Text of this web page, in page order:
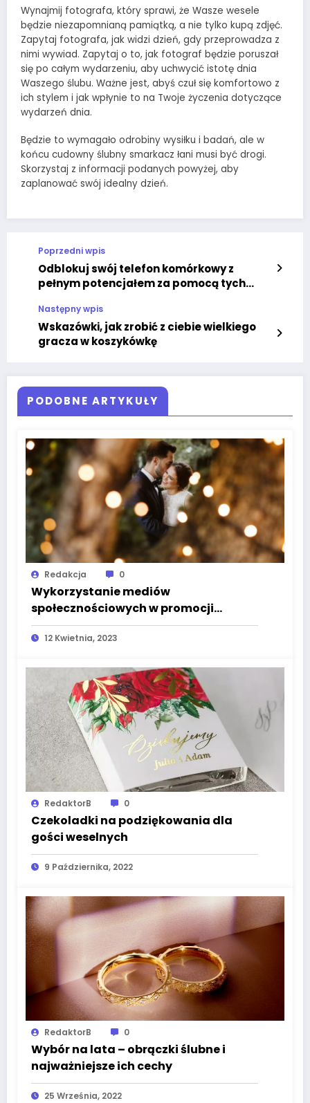
Wynajmij fotografa, który sprawi, że Wasze wesele
będzie niezapomnianą pamiątką, a nie tylko kupą zdjęć.
Zapytaj fotografa, jak widzi dzień, gdy przeprowadza z
nimi wywiad. Zapytaj o to, jak fotograf będzie poruszał
się po całym wydarzeniu, aby uchwycić istotę dnia
Waszego ślubu. Ważne jest, abyś czuł się komfortowo z
ich stylem i jak wpłynie to na Twoje życzenia dotyczące
wydarzeń dnia.
Będzie to wymagało odrobiny wysiłku i badań, ale w
końcu cudowny ślubny smarkacz łani musi być drogi.
Skorzystaj z informacji podanych powyżej, aby
zaplanować swój idealny dzień.
Poprzedni wpis
Odblokuj swój telefon komórkowy z
pełnym potencjałem za pomocą tych
Następny wpis
Wskazówki, jak zrobić z ciebie wielkiego
gracza w koszykówkę
PODOBNE ARTYKUŁY
Redakcja 0
Wykorzystanie mediów
społecznościowych w promocji
fotografa ślubnego
12 Kwietnia, 2023
RedaktorB 0
Czekoladki na podziękowania dla
gości weselnych
9 Października, 2022
RedaktorB 0
Wybór na lata – obrączki ślubne i
najważniejsze ich cechy
25 Września, 2022